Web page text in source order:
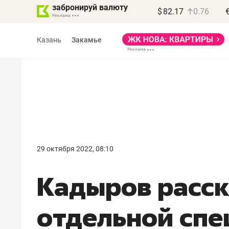
забронируй валюту $ 82.17 0.76
Казань Закамье
29 октября 2022, 08:10
Кадыров
отдельной
правил, бизнес может
потерять минимум